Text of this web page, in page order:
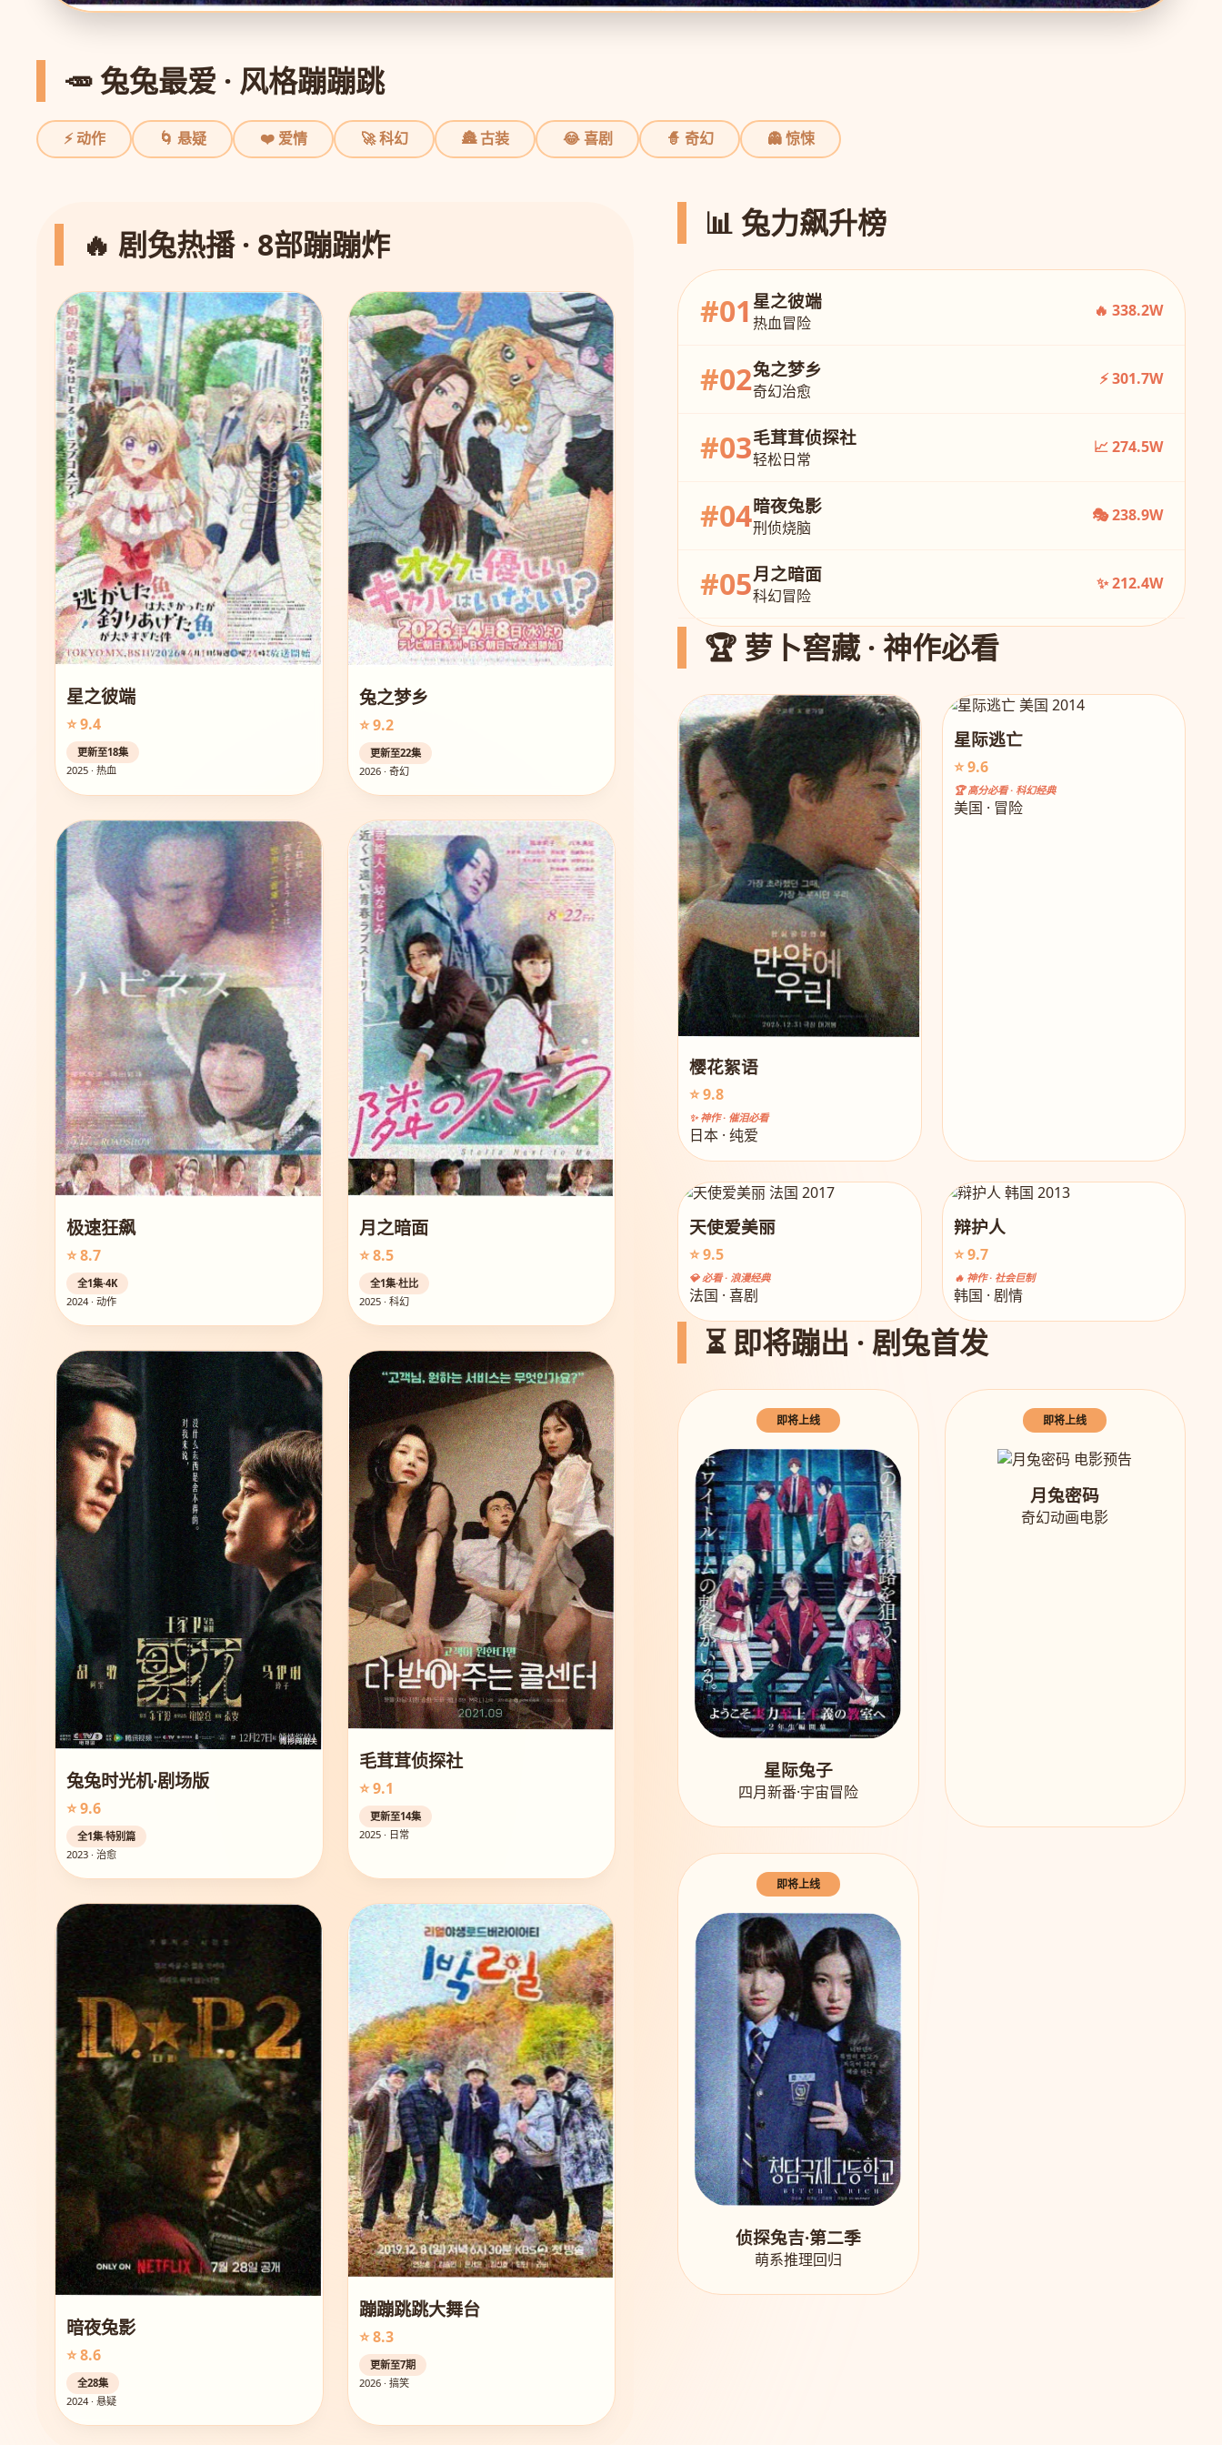
🥕 兔兔最爱 · 风格蹦蹦跳
⚡ 动作 🌀 悬疑 ❤️ 爱情 🚀 科幻 🏯 古装 😂 喜剧 🧙 奇幻 👻 惊悚
🔥 剧兔热播 · 8部蹦蹦炸
星之彼端
⭐ 9.4
更新至18集
2025 · 热血
兔之梦乡
⭐ 9.2
更新至22集
2026 · 奇幻
极速狂飙
⭐ 8.7
全1集·4K
2024 · 动作
月之暗面
⭐ 8.5
全1集·杜比
2025 · 科幻
兔兔时光机·剧场版
⭐ 9.6
全1集·特别篇
2023 · 治愈
毛茸茸侦探社
⭐ 9.1
更新至14集
2025 · 日常
暗夜兔影
⭐ 8.6
全28集
2024 · 悬疑
蹦蹦跳跳大舞台
⭐ 8.3
更新至7期
2026 · 搞笑
📊 兔力飙升榜
#01 星之彼端
热血冒险
🔥 338.2W
#02兔之梦乡
奇幻治愈
⚡ 301.7W
#03毛茸茸侦探社
轻松日常
📈 274.5W
#04暗夜兔影
刑侦烧脑
🎭 238.9W
#05月之暗面
科幻冒险
✨ 212.4W
🏆 萝卜窖藏 · 神作必看
樱花絮语
⭐ 9.8
✨ 神作 · 催泪必看
日本 · 纯爱
星际逃亡
⭐ 9.6
🏆 高分必看 · 科幻经典
美国 · 冒险
天使爱美丽
⭐ 9.5
💎 必看 · 浪漫经典
法国 · 喜剧
辩护人
⭐ 9.7
🔥 神作 · 社会巨制
韩国 · 剧情
⏳ 即将蹦出 · 剧兔首发
即将上线
星际兔子
四月新番·宇宙冒险
即将上线
月兔密码
奇幻动画电影
即将上线
侦探兔吉·第二季
萌系推理回归